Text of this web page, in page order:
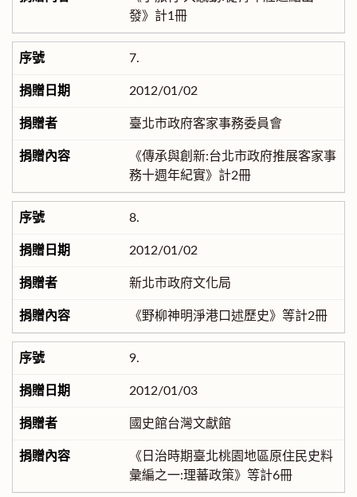
發》計1冊
7.
2012/01/02
臺北市政府客家事務委員會
《傳承與創新:台北市政府推展客家事
務十週年紀實》計2冊
8.
2012/01/02
新北市政府文化局
《野柳神明淨港口述歷史》等計2冊
9.
2012/01/03
國史館台灣文獻館
《日治時期臺北桃園地區原住民史料
彙編之一:理蕃政策》等計6冊